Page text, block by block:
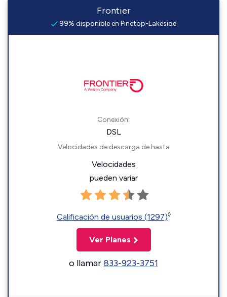
Frontier
99% disponible en Pinetop-Lakeside
Conexión:
DSL
Velocidades de descarga de hasta
Velocidades
pueden variar
Calificación de usuarios (1297)◊
Ver Planes
o llamar833-923-3751